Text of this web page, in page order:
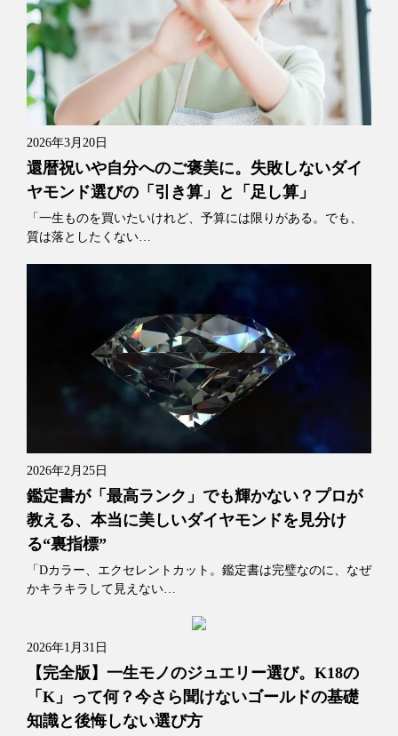
2026年3月20日
還暦祝いや自分へのご褒美に。失敗しないダイ
ヤモンド選びの「引き算」と「足し算」
「一生ものを買いたいけれど、予算には限りがある。でも、
質は落としたくない…
2026年2月25日
鑑定書が「最高ランク」でも輝かない？プロが
教える、本当に美しいダイヤモンドを見分け
る“裏指標”
「Dカラー、エクセレントカット。鑑定書は完璧なのに、なぜ
かキラキラして見えない…
2026年1月31日
【完全版】一生モノのジュエリー選び。K18の
「K」って何？今さら聞けないゴールドの基礎
知識と後悔しない選び方